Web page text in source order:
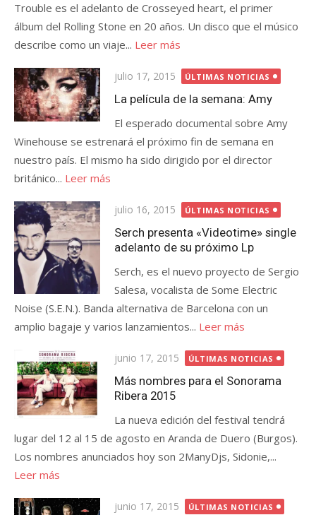
Trouble es el adelanto de Crosseyed heart, el primer
álbum del Rolling Stone en 20 años. Un disco que el músico
describe como un viaje... Leer más
Publicada
el
julio 17, 2015 ÚLTIMAS NOTICIAS
La película de la semana: Amy
El esperado documental sobre Amy
Winehouse se estrenará el próximo fin de semana en
nuestro país. El mismo ha sido dirigido por el director
británico... Leer más
Publicada
el
julio 16, 2015 ÚLTIMAS NOTICIAS
Serch presenta «Videotime» single
adelanto de su próximo Lp
Serch, es el nuevo proyecto de Sergio
Salesa, vocalista de Some Electric
Noise (S.E.N.). Banda alternativa de Barcelona con un
amplio bagaje y varios lanzamientos... Leer más
Publicada
el
junio 17, 2015 ÚLTIMAS NOTICIAS
Más nombres para el Sonorama
Ribera 2015
La nueva edición del festival tendrá
lugar del 12 al 15 de agosto en Aranda de Duero (Burgos).
Los nombres anunciados hoy son 2ManyDjs, Sidonie,...
Leer más
Publicada
junio 17, 2015 ÚLTIMAS NOTICIAS